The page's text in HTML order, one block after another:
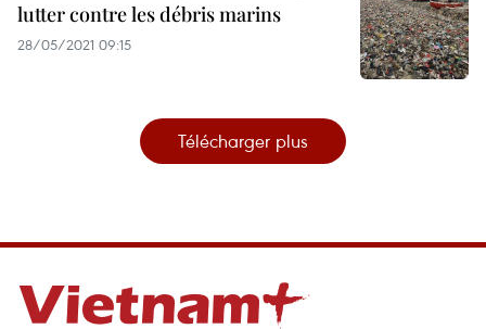
lutter contre les débris marins
28/05/2021 09:15
Télécharger plus